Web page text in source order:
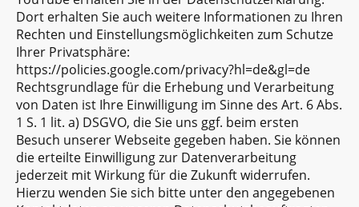
Dort erhalten Sie auch weitere Informationen zu Ihren
Rechten und Einstellungsmöglichkeiten zum Schutze
Ihrer Privatsphäre:
https://policies.google.com/privacy?hl=de&gl=de
Rechtsgrundlage für die Erhebung und Verarbeitung
von Daten ist Ihre Einwilligung im Sinne des Art. 6 Abs.
1 S. 1 lit. a) DSGVO, die Sie uns ggf. beim ersten
Besuch unserer Webseite gegeben haben. Sie können
die erteilte Einwilligung zur Datenverarbeitung
jederzeit mit Wirkung für die Zukunft widerrufen.
Hierzu wenden Sie sich bitte unter den angegebenen